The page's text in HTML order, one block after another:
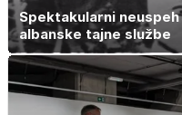
Spektakularni
albanske tajne službe